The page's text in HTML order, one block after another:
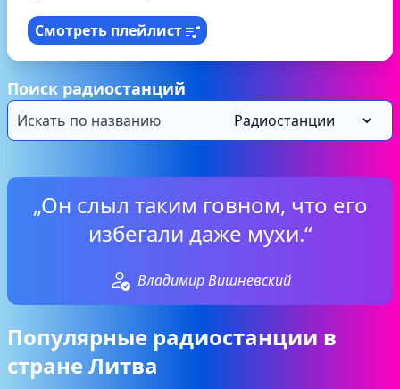
Смотреть плейлист
Поиск радиостанций
„Он слыл таким говном, что его
избегали даже мухи.“
Владимир Вишневский
Популярные радиостанции в
стране Литва